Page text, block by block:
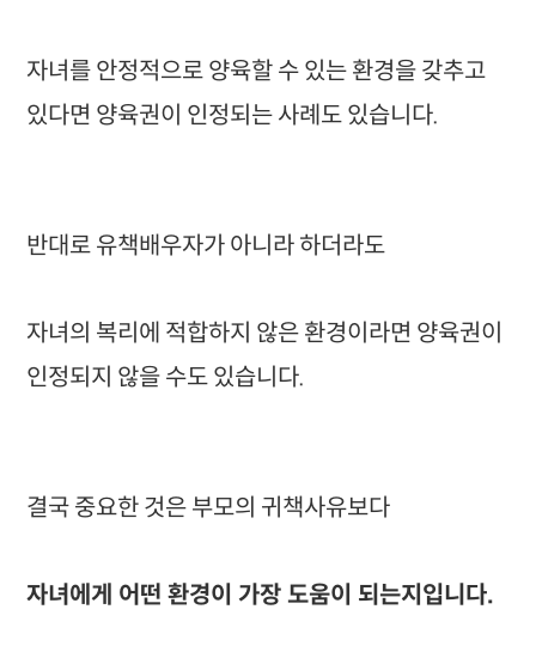
자녀를 안정적으로 양육할 수 있는 환경을 갖추고
있다면 양육권이 인정되는 사례도 있습니다.
반대로 유책배우자가 아니라 하더라도
자녀의 복리에 적합하지 않은 환경이라면 양육권이
인정되지 않을 수도 있습니다.
결국 중요한 것은 부모의 귀책사유보다
자녀에게 어떤 환경이 가장 도움이 되는지입니다.